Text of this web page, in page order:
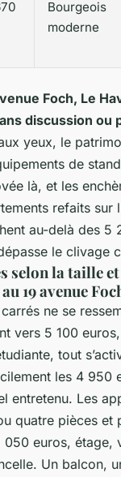
Bourgeois
moderne
Foch, Le
discussion ou
yeux, le
de
là, et les
refaits sur
au-delà des 5
le clivage
selon la taille et
19 avenue
ne se
vers 5 100
tout
les 4 950
entretenu. Les
quatre pièces et
euros, étage,
Un balcon,